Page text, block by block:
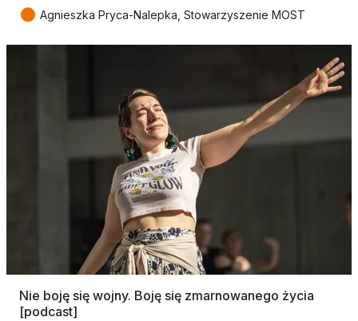
● Agnieszka Pryca-Nalepka, Stowarzyszenie MOST
Nie boję się wojny. Boję się zmarnowanego życia
[podcast]